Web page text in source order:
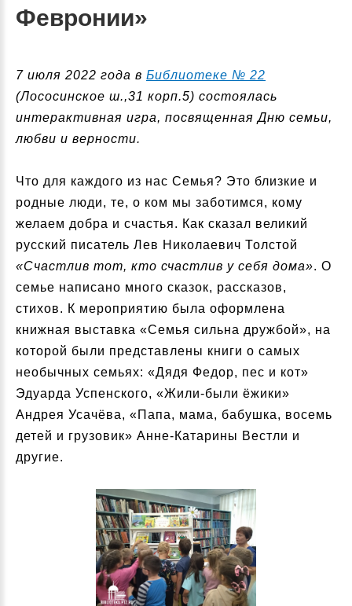
Февронии»
7 июля 2022 года в Библиотеке № 22
(Лососинское ш.,31 корп.5) состоялась
интерактивная игра, посвященная Дню семьи,
любви и верности.
Что для каждого из нас Семья? Это близкие и
родные люди, те, о ком мы заботимся, кому
желаем добра и счастья. Как сказал великий
русский писатель Лев Николаевич Толстой
«Счастлив тот, кто счастлив у себя дома». О
семье написано много сказок, рассказов,
стихов. К мероприятию была оформлена
книжная выставка «Семья сильна дружбой», на
которой были представлены книги о самых
необычных семьях: «Дядя Федор, пес и кот»
Эдуарда Успенского, «Жили-были ёжики»
Андрея Усачёва, «Папа, мама, бабушка, восемь
детей и грузовик» Анне-Катарины Вестли и
другие.